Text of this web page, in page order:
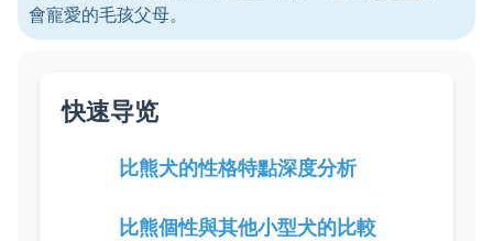
會寵愛的毛孩父母。
快速导览
比熊犬的性格特點深度分析
比熊個性與其他小型犬的比較